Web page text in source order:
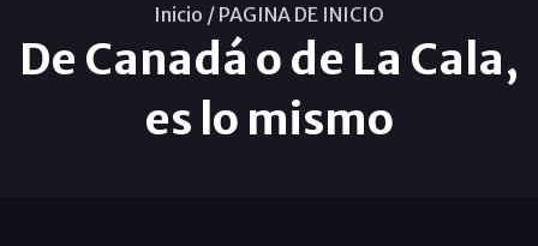
Inicio / PAGINA DE INICIO
De Canadá o de La Cala,
es lo mismo